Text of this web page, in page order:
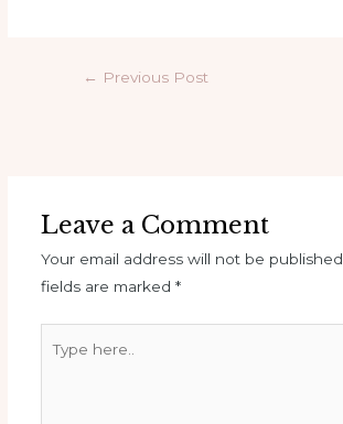
← Previous Post
Leave a Comment
Your email address will not be published.
fields are marked *
here..